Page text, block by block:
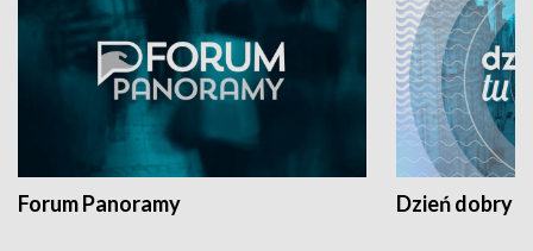
Forum Panoramy Dzień dobry